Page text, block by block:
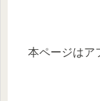
本ページはア